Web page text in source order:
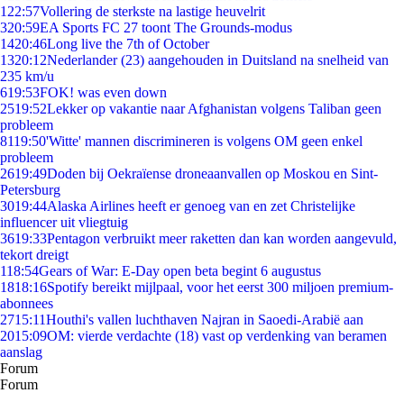
1 22:57Vollering de sterkste na lastige heuvelrit
320:59EA Sports FC 27 toont The Grounds-modus
1420:46Long live the 7th of October
1320:12Nederlander (23) aangehouden in Duitsland na snelheid van
235 km/u
619:53FOK! was even down
2519:52Lekker op vakantie naar Afghanistan volgens Taliban geen
probleem
8119:50'Witte' mannen discrimineren is volgens OM geen enkel
probleem
2619:49Doden bij Oekraïense droneaanvallen op Moskou en Sint-
Petersburg
3019:44Alaska Airlines heeft er genoeg van en zet Christelijke
influencer uit vliegtuig
3619:33Pentagon verbruikt meer raketten dan kan worden aangevuld,
tekort dreigt
118:54Gears of War: E-Day open beta begint 6 augustus
1818:16Spotify bereikt mijlpaal, voor het eerst 300 miljoen premium-
abonnees
2715:11Houthi's vallen luchthaven Najran in Saoedi-Arabië aan
2015:09OM: vierde verdachte (18) vast op verdenking van beramen
aanslag
Forum
Forum